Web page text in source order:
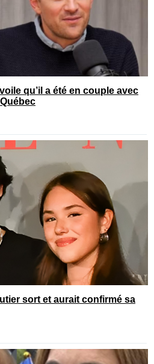
qu’il a été en couple avec
sort et aurait confirmé sa